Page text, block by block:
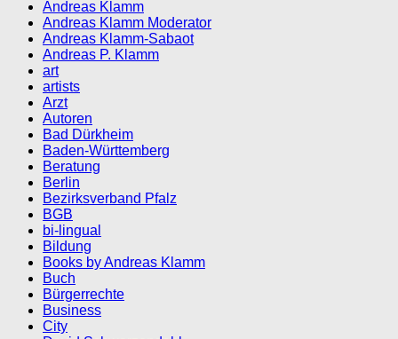
Andreas Klamm
Andreas Klamm Moderator
Andreas Klamm-Sabaot
Andreas P. Klamm
art
artists
Arzt
Autoren
Bad Dürkheim
Baden-Württemberg
Beratung
Berlin
Bezirksverband Pfalz
BGB
bi-lingual
Bildung
Books by Andreas Klamm
Buch
Bürgerrechte
Business
City